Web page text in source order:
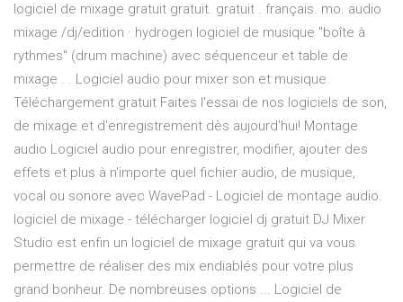
logiciel de mixage gratuit gratuit. gratuit . français. mo. audio
mixage /dj/edition · hydrogen logiciel de musique "boîte à
rythmes" (drum machine) avec séquenceur et table de
mixage . . Logiciel audio pour mixer son et musique.
Téléchargement gratuit Faites l'essai de nos logiciels de son,
de mixage et d'enregistrement dès aujourd'hui! Montage
audio Logiciel audio pour enregistrer, modifier, ajouter des
effets et plus à n'importe quel fichier audio, de musique,
vocal ou sonore avec WavePad - Logiciel de montage audio.
logiciel de mixage - télécharger logiciel dj gratuit DJ Mixer
Studio est enfin un logiciel de mixage gratuit qui va vous
permettre de réaliser des mix endiablés pour votre plus
grand bonheur. De nombreuses options ... Logiciel de